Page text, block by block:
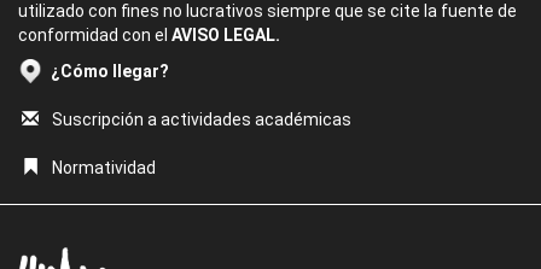
utilizado con fines no lucrativos siempre que se cite la fuente de
conformidad con el AVISO LEGAL.
¿Cómo llegar?
Suscripción a actividades académicas
Normatividad